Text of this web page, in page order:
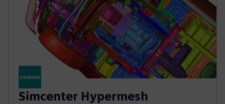
Simcenter Hypermesh